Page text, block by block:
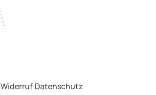
Widerruf Datenschutz